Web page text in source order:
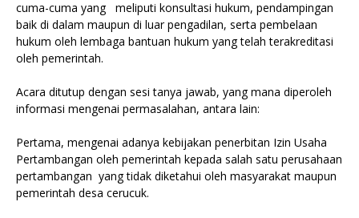
cuma-cuma yang meliputi konsultasi hukum, pendampingan
baik di dalam maupun di luar pengadilan, serta pembelaan
hukum oleh lembaga bantuan hukum yang telah terakreditasi
oleh pemerintah.
‎Acara ditutup dengan sesi tanya jawab, yang mana diperoleh
informasi mengenai permasalahan, antara lain:
‎Pertama, mengenai adanya kebijakan penerbitan Izin Usaha
Pertambangan oleh pemerintah kepada salah satu perusahaan
pertambangan yang tidak diketahui oleh masyarakat maupun
pemerintah desa cerucuk.